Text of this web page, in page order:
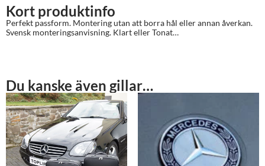
Kort produktinfo
Perfekt passform. Montering utan att borra hål eller annan åverkan.
Svensk monteringsanvisning. Klart eller Tonat…
Du kanske även gillar…